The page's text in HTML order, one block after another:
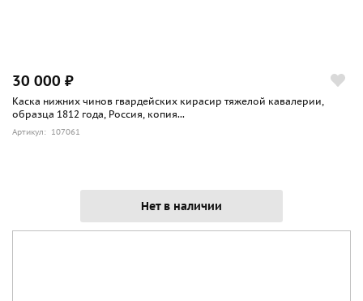
30 000 ₽
Каска нижних чинов гвардейских кирасир тяжелой кавалерии,
образца 1812 года, Россия, копия...
Артикул: 107061
Нет в наличии